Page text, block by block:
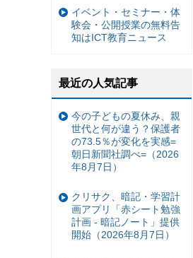
イベント・セミナー・体
験会・公開授業の無料告
知はICT教育ニュース
最近の人気記事
今の子どもの夏休み、親
世代と何が違う？保護者
の73.5％が変化を実感=
朝日新聞社調べ=（2026
年8月7日）
クリサク、暗記・学習計
画アプリ「赤シート勉強
計画 - 暗記ノート」提供
開始（2026年8月7日）